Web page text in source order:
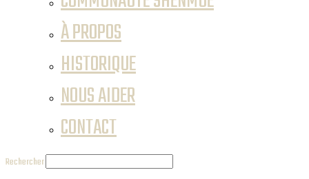
À PROPOS
HISTORIQUE
NOUS AIDER
CONTACT
Rechercher